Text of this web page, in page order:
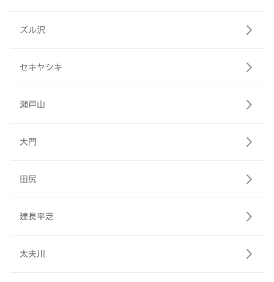
ズル沢
セキヤシキ
瀬戸山
大門
田尻
建長平芝
太夫川